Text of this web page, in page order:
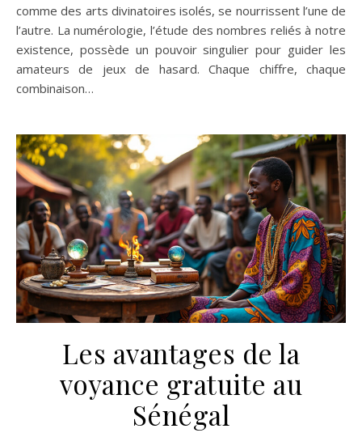
comme des arts divinatoires isolés, se nourrissent l’une de
l’autre. La numérologie, l’étude des nombres reliés à notre
existence, possède un pouvoir singulier pour guider les
amateurs de jeux de hasard. Chaque chiffre, chaque
combinaison…
Les avantages de la
voyance gratuite au
Sénégal